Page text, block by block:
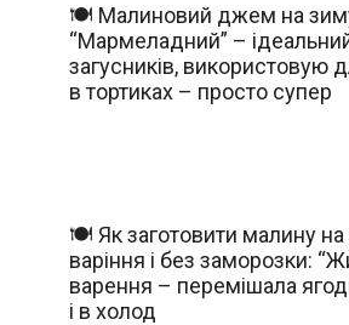
🍽️ Малиновий джем на
“Мармеладний” –
загусників, використовую
в тортиках – просто супер
🍽️ Як заготовити малину на
варіння і без заморозки:
варення – перемішала
і в холод